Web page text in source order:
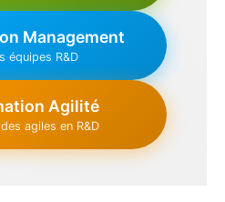
Management
équipes R&D
Agilité
agiles en R&D